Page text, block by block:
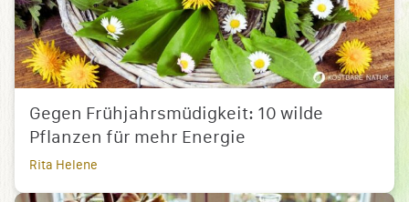
Gegen Frühjahrsmüdigkeit: 10 wilde
Pflanzen für mehr Energie
Rita Helene